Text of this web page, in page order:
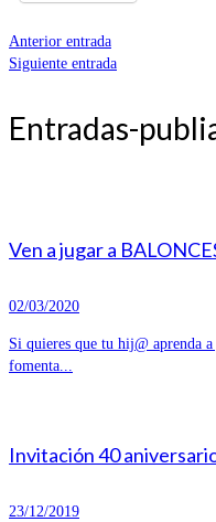
Anterior entrada
Siguiente entrada
Entradas-
Ven a jugar a
02/03/2020
Si quieres que tu hij@ aprenda
fomenta...
Invitación 40
23/12/2019